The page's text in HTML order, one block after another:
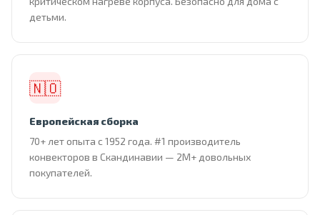
детьми.
🇳🇴
Европейская сборка
70+ лет опыта с 1952 года. #1 производитель
конвекторов в Скандинавии — 2М+ довольных
покупателей.